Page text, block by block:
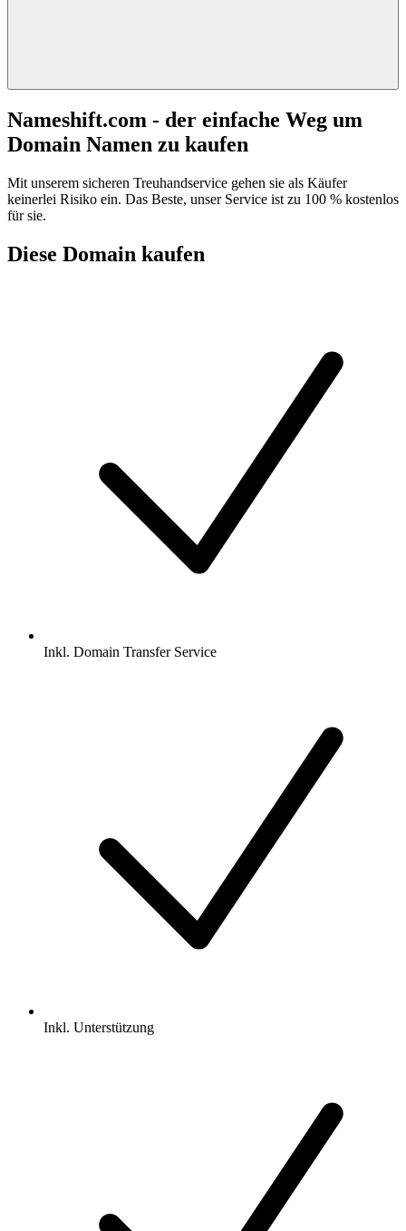
Nameshift.com - der einfache Weg um
Domain Namen zu kaufen
Mit unserem sicheren Treuhandservice gehen sie als Käufer
keinerlei Risiko ein. Das Beste, unser Service ist zu 100 % kostenlos
für sie.
Diese Domain kaufen
Inkl. Domain Transfer Service
Inkl. Unterstützung